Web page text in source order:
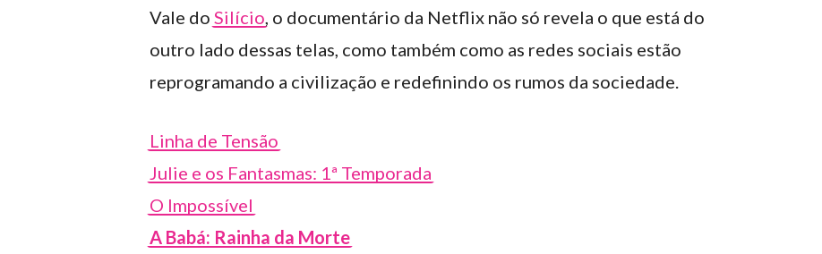
Vale do Silício , o documentário da Netflix não só revela o que está do
outro lado dessas telas, como também como as redes sociais estão
reprogramando a civilização e redefinindo os rumos da sociedade.
Linha de Tensão
Julie e os Fantasmas: 1ª Temporada
O Impossível
A Babá: Rainha da Morte